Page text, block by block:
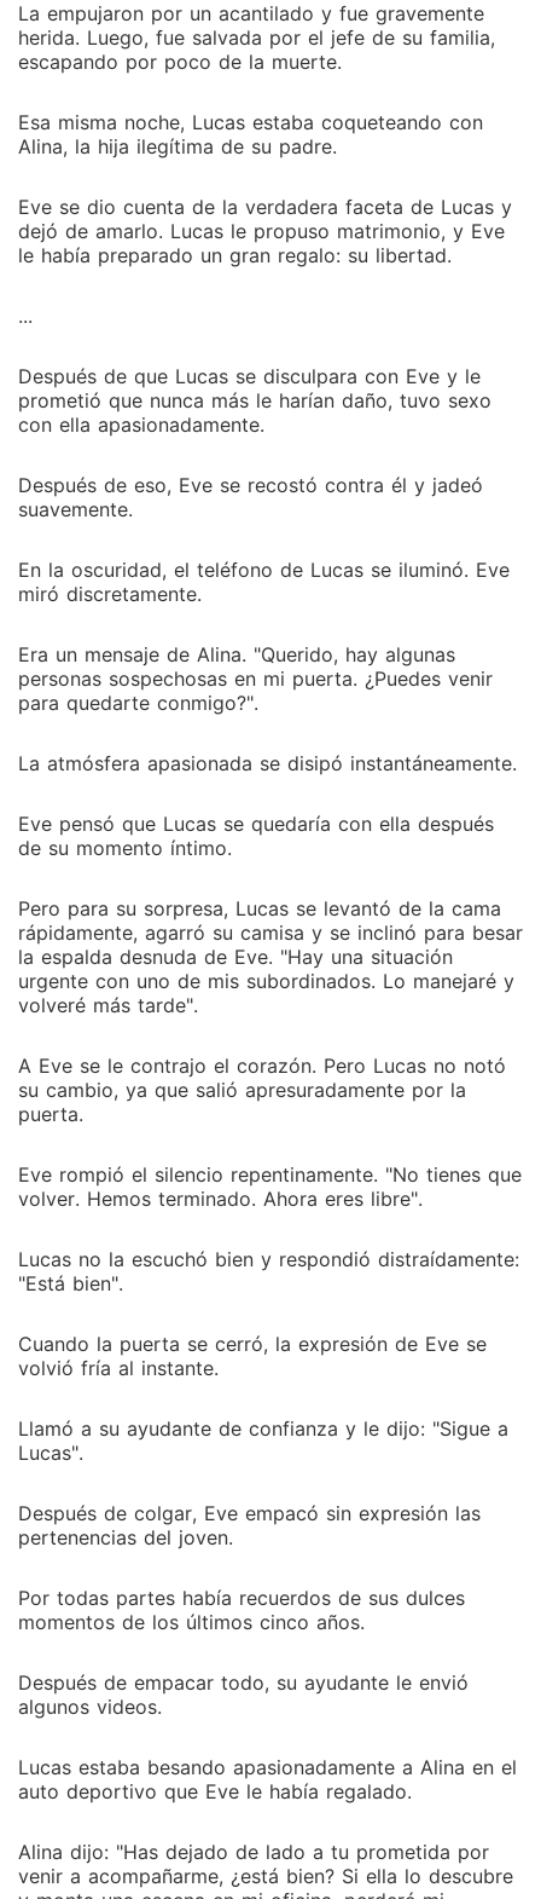
La empujaron por un acantilado y fue gravemente
herida. Luego, fue salvada por el jefe de su familia,
escapando por poco de la muerte.
Esa misma noche, Lucas estaba coqueteando con
Alina, la hija ilegítima de su padre.
Eve se dio cuenta de la verdadera faceta de Lucas y
dejó de amarlo. Lucas le propuso matrimonio, y Eve
le había preparado un gran regalo: su libertad.
...
Después de que Lucas se disculpara con Eve y le
prometió que nunca más le harían daño, tuvo sexo
con ella apasionadamente.
Después de eso, Eve se recostó contra él y jadeó
suavemente.
En la oscuridad, el teléfono de Lucas se iluminó. Eve
miró discretamente.
Era un mensaje de Alina. "Querido, hay algunas
personas sospechosas en mi puerta. ¿Puedes venir
para quedarte conmigo?".
La atmósfera apasionada se disipó instantáneamente.
Eve pensó que Lucas se quedaría con ella después
de su momento íntimo.
Pero para su sorpresa, Lucas se levantó de la cama
rápidamente, agarró su camisa y se inclinó para besar
la espalda desnuda de Eve. "Hay una situación
urgente con uno de mis subordinados. Lo manejaré y
volveré más tarde".
A Eve se le contrajo el corazón. Pero Lucas no notó
su cambio, ya que salió apresuradamente por la
puerta.
Eve rompió el silencio repentinamente. "No tienes que
volver. Hemos terminado. Ahora eres libre".
Lucas no la escuchó bien y respondió distraídamente:
"Está bien".
Cuando la puerta se cerró, la expresión de Eve se
volvió fría al instante.
Llamó a su ayudante de confianza y le dijo: "Sigue a
Lucas".
Después de colgar, Eve empacó sin expresión las
pertenencias del joven.
Por todas partes había recuerdos de sus dulces
momentos de los últimos cinco años.
Después de empacar todo, su ayudante le envió
algunos videos.
Lucas estaba besando apasionadamente a Alina en el
auto deportivo que Eve le había regalado.
Alina dijo: "Has dejado de lado a tu prometida por
venir a acompañarme, ¿está bien? Si ella lo descubre